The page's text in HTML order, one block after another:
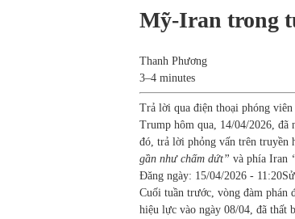
Mỹ-Iran trong
Thanh Phương
3–4 minutes
Trả lời qua điện thoại phóng
Trump hôm qua, 14/04/2026, đã
đó, trả lời phỏng vấn trên truyền
gần như chấm dứt” và phía Iran
Đăng ngày: 15/04/2026 - 11:20
Cuối tuần trước, vòng đàm phán
hiệu lực vào ngày 08/04, đã thất